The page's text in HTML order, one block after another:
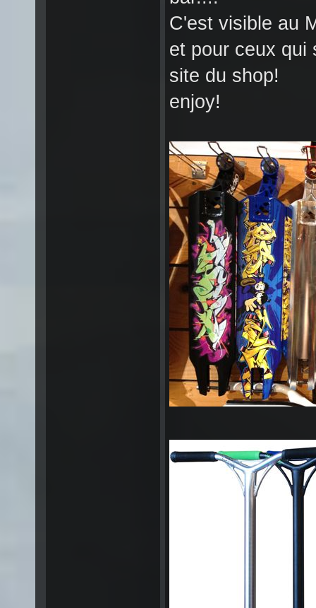
C'est visible au
et pour ceux qui
site du shop!
enjoy!